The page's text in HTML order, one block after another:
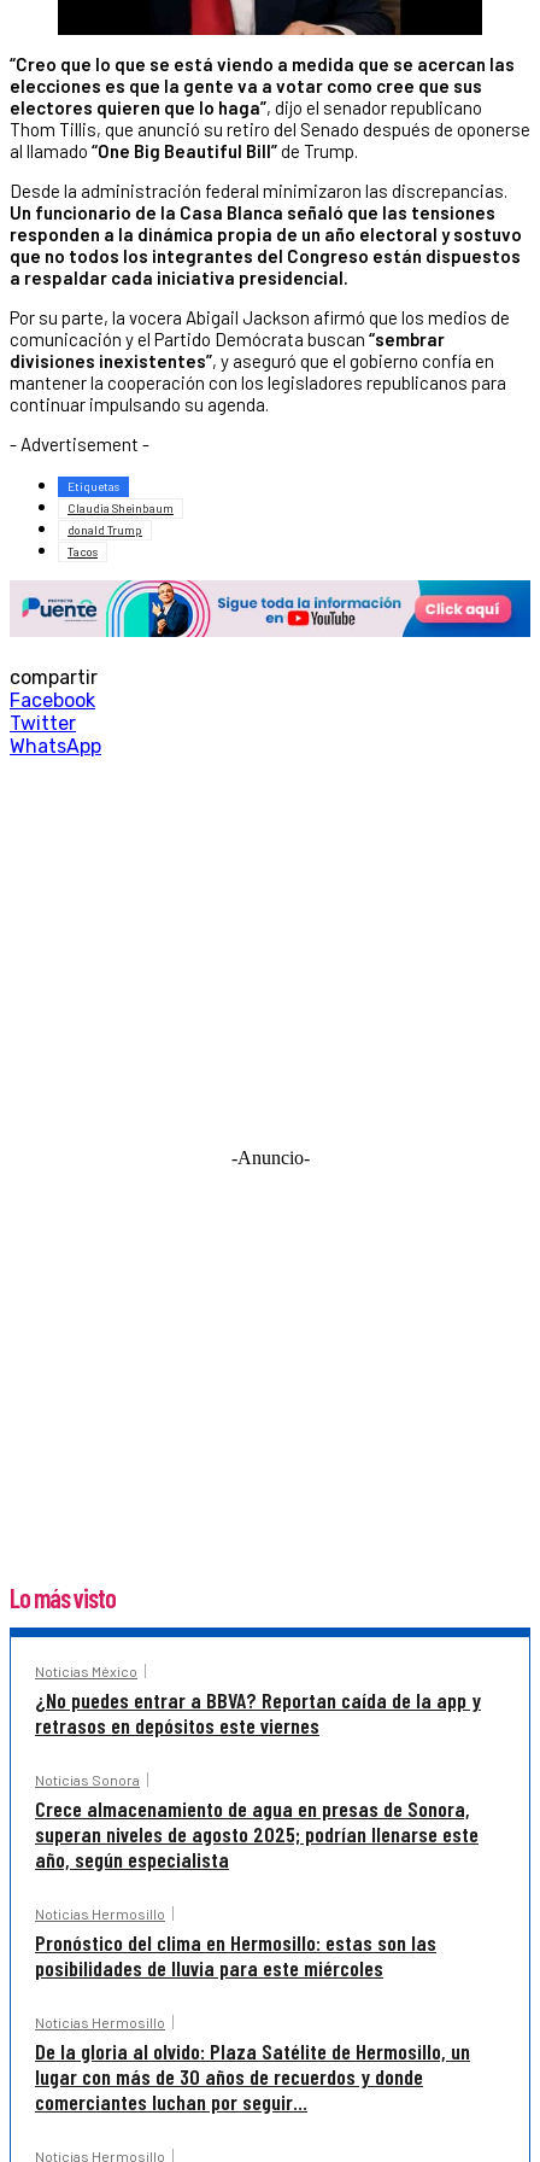
“Creo que lo que se está viendo a medida que se acercan las
elecciones es que la gente va a votar como cree que sus
electores quieren que lo haga”, dijo el senador republicano
Thom Tillis, que anunció su retiro del Senado después de oponerse
al llamado “One Big Beautiful Bill”de Trump.
Desde la administración federal minimizaron las discrepancias.
Un funcionario de la Casa Blanca señaló que las tensiones
responden a la dinámica propia de un año electoral y sostuvo
que no todos los integrantes del Congreso están dispuestos
a respaldar cada iniciativa presidencial.
Por su parte, la vocera Abigail Jackson afirmó que los medios de
comunicación y el Partido Demócrata buscan “sembrar
divisiones inexistentes”, y aseguró que el gobierno confía en
mantener la cooperación con los legisladores republicanos para
continuar impulsando su agenda.
- Advertisement -
Etiquetas
Claudia Sheinbaum
donald Trump
Tacos
compartir
Facebook
Twitter
WhatsApp
-Anuncio-
Lo más visto
Noticias México
¿No puedes entrar a BBVA? Reportan caída de la app y
retrasos en depósitos este viernes
Noticias Sonora
Crece almacenamiento de agua en presas de Sonora,
superan niveles de agosto 2025; podrían llenarse este
año, según especialista
Noticias Hermosillo
Pronóstico del clima en Hermosillo: estas son las
posibilidades de lluvia para este miércoles
Noticias Hermosillo
De la gloria al olvido: Plaza Satélite de Hermosillo, un
lugar con más de 30 años de recuerdos y donde
comerciantes luchan por seguir...
Noticias Hermosillo